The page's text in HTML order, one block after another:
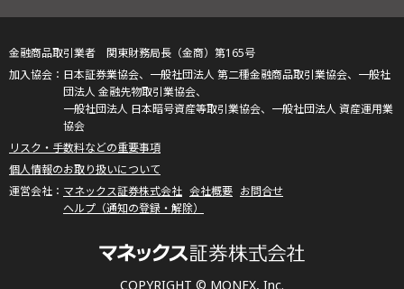
COPYRIGHT © MONEX, Inc.
金融商品取引業者 関東財務局長（金商）第165号
日本証券業協会、一般社団法人 第二種金融商品取引業協会、一般社
団法人 金融先物取引業協会、
一般社団法人 日本暗号資産等取引業協会、一般社団法人 資産運用業
協会
リスク・手数料などの重要事項
個人情報のお取り扱いについて
マネックス証券株式会社 会社概要 お問合せ
ヘルプ（通知の登録・解除）